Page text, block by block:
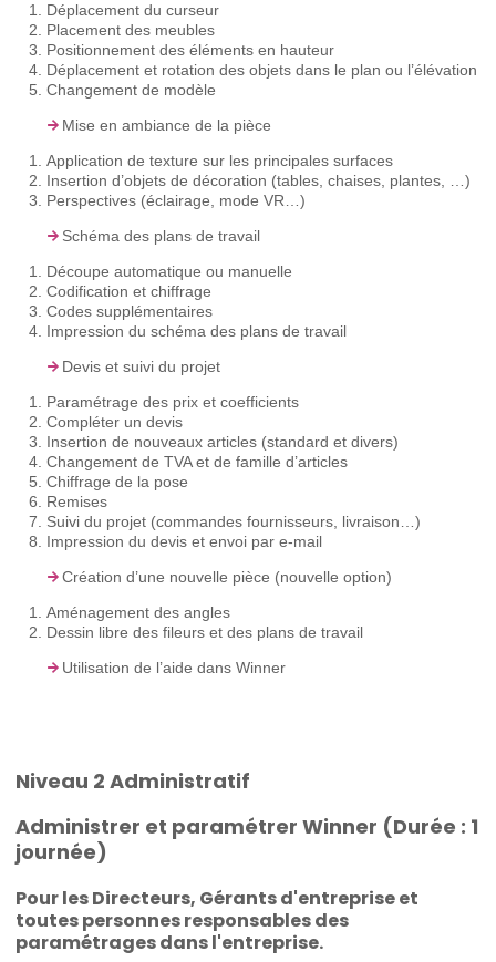
Déplacement du curseur
Placement des meubles
Positionnement des éléments en hauteur
Déplacement et rotation des objets dans le plan ou l’élévation
Changement de modèle
Mise en ambiance de la pièce
Application de texture sur les principales surfaces
Insertion d’objets de décoration (tables, chaises, plantes, …)
Perspectives (éclairage, mode VR…)
Schéma des plans de travail
Découpe automatique ou manuelle
Codification et chiffrage
Codes supplémentaires
Impression du schéma des plans de travail
Devis et suivi du projet
Paramétrage des prix et coefficients
Compléter un devis
Insertion de nouveaux articles (standard et divers)
Changement de TVA et de famille d’articles
Chiffrage de la pose
Remises
Suivi du projet (commandes fournisseurs, livraison…)
Impression du devis et envoi par e-mail
Création d’une nouvelle pièce (nouvelle option)
Aménagement des angles
Dessin libre des fileurs et des plans de travail
Utilisation de l’aide dans Winner
Niveau 2 Administratif
Administrer et paramétrer Winner (Durée : 1
journée)
Pour les Directeurs, Gérants d'entreprise et
toutes personnes responsables des
paramétrages dans l'entreprise.